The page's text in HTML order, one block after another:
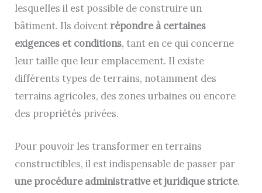
lesquelles il est possible de construire un
bâtiment. Ils doivent répondre à certaines
exigences et conditions, tant en ce qui concerne
leur taille que leur emplacement. Il existe
différents types de terrains, notamment des
terrains agricoles, des zones urbaines ou encore
des propriétés privées.
Pour pouvoir les transformer en terrains
constructibles, il est indispensable de passer par
une procédure administrative et juridique stricte.